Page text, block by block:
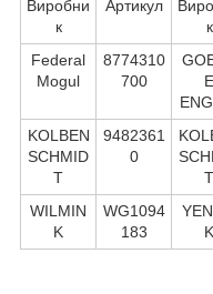
Виробни
к
Артикул
к
Federal
Mogul
8774310
700
E
KOLBEN
SCHMID
T
9482361
0
T
WILMIN
K
WG1094
183
K